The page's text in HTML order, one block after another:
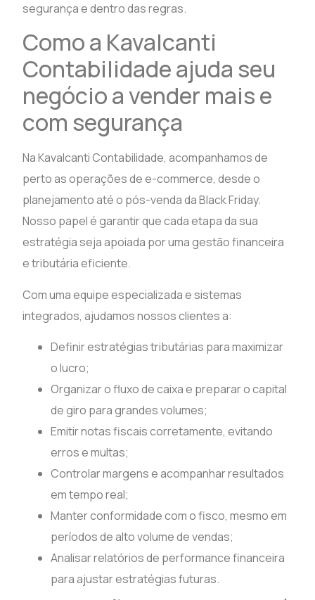
segurança e dentro das regras.
Como a Kavalcanti
Contabilidade ajuda seu
negócio a vender mais e
com segurança
Na Kavalcanti Contabilidade, acompanhamos de
perto as operações de e-commerce, desde o
planejamento até o pós-venda da Black Friday.
Nosso papel é garantir que cada etapa da sua
estratégia seja apoiada por uma gestão financeira
e tributária eficiente.
Com uma equipe especializada e sistemas
integrados, ajudamos nossos clientes a:
Definir estratégias tributárias para maximizar
o lucro;
Organizar o fluxo de caixa e preparar o capital
de giro para grandes volumes;
Emitir notas fiscais corretamente, evitando
erros e multas;
Controlar margens e acompanhar resultados
em tempo real;
Manter conformidade com o fisco, mesmo em
períodos de alto volume de vendas;
Analisar relatórios de performance financeira
para ajustar estratégias futuras.